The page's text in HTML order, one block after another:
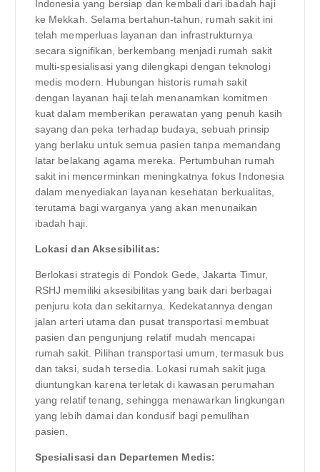
Indonesia yang bersiap dan kembali dari ibadah haji
ke Mekkah. Selama bertahun-tahun, rumah sakit ini
telah memperluas layanan dan infrastrukturnya
secara signifikan, berkembang menjadi rumah sakit
multi-spesialisasi yang dilengkapi dengan teknologi
medis modern. Hubungan historis rumah sakit
dengan layanan haji telah menanamkan komitmen
kuat dalam memberikan perawatan yang penuh kasih
sayang dan peka terhadap budaya, sebuah prinsip
yang berlaku untuk semua pasien tanpa memandang
latar belakang agama mereka. Pertumbuhan rumah
sakit ini mencerminkan meningkatnya fokus Indonesia
dalam menyediakan layanan kesehatan berkualitas,
terutama bagi warganya yang akan menunaikan
ibadah haji.
Lokasi dan Aksesibilitas:
Berlokasi strategis di Pondok Gede, Jakarta Timur,
RSHJ memiliki aksesibilitas yang baik dari berbagai
penjuru kota dan sekitarnya. Kedekatannya dengan
jalan arteri utama dan pusat transportasi membuat
pasien dan pengunjung relatif mudah mencapai
rumah sakit. Pilihan transportasi umum, termasuk bus
dan taksi, sudah tersedia. Lokasi rumah sakit juga
diuntungkan karena terletak di kawasan perumahan
yang relatif tenang, sehingga menawarkan lingkungan
yang lebih damai dan kondusif bagi pemulihan
pasien.
Spesialisasi dan Departemen Medis: